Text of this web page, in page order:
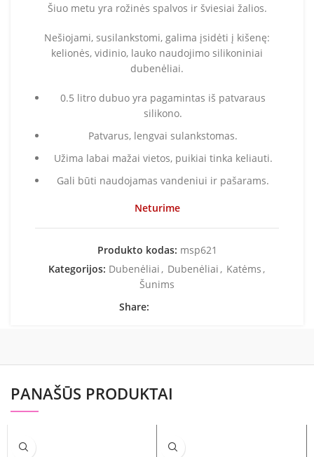
Šiuo metu yra rožinės spalvos ir šviesiai žalios.
Nešiojami, susilankstomi, galima įsidėti į kišenę:
kelionės, vidinio, lauko naudojimo silikoniniai
dubenėliai.
0.5 litro dubuo yra pagamintas iš patvaraus
silikono.
Patvarus, lengvai sulankstomas.
Užima labai mažai vietos, puikiai tinka keliauti.
Gali būti naudojamas vandeniui ir pašarams.
Neturime
Produkto kodas: msp621
Kategorijos: Dubenėliai , Dubenėliai , Katėms ,
Šunims
Share:
PANAŠŪS PRODUKTAI